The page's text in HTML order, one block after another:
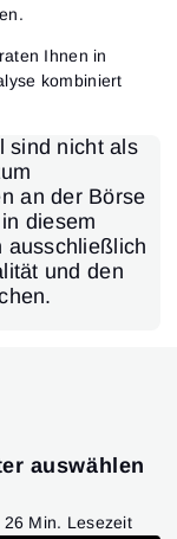
Ihnen in
kombiniert
sind nicht als
an der Börse
diesem
ausschließlich
und den
auswählen
26 Min. Lesezeit